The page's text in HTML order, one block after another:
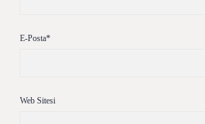
E-Posta*
Web Sitesi